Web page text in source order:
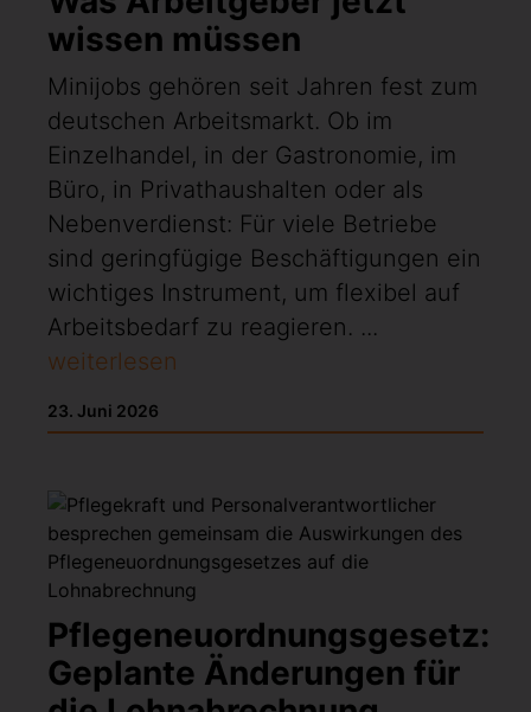
wissen müssen
Minijobs gehören seit Jahren fest zum
deutschen Arbeitsmarkt. Ob im
Einzelhandel, in der Gastronomie, im
Büro, in Privathaushalten oder als
Nebenverdienst: Für viele Betriebe
sind geringfügige Beschäftigungen ein
wichtiges Instrument, um flexibel auf
Arbeitsbedarf zu reagieren. ...
weiterlesen
23. Juni 2026
Pflegeneuordnungsgesetz:
Geplante Änderungen für